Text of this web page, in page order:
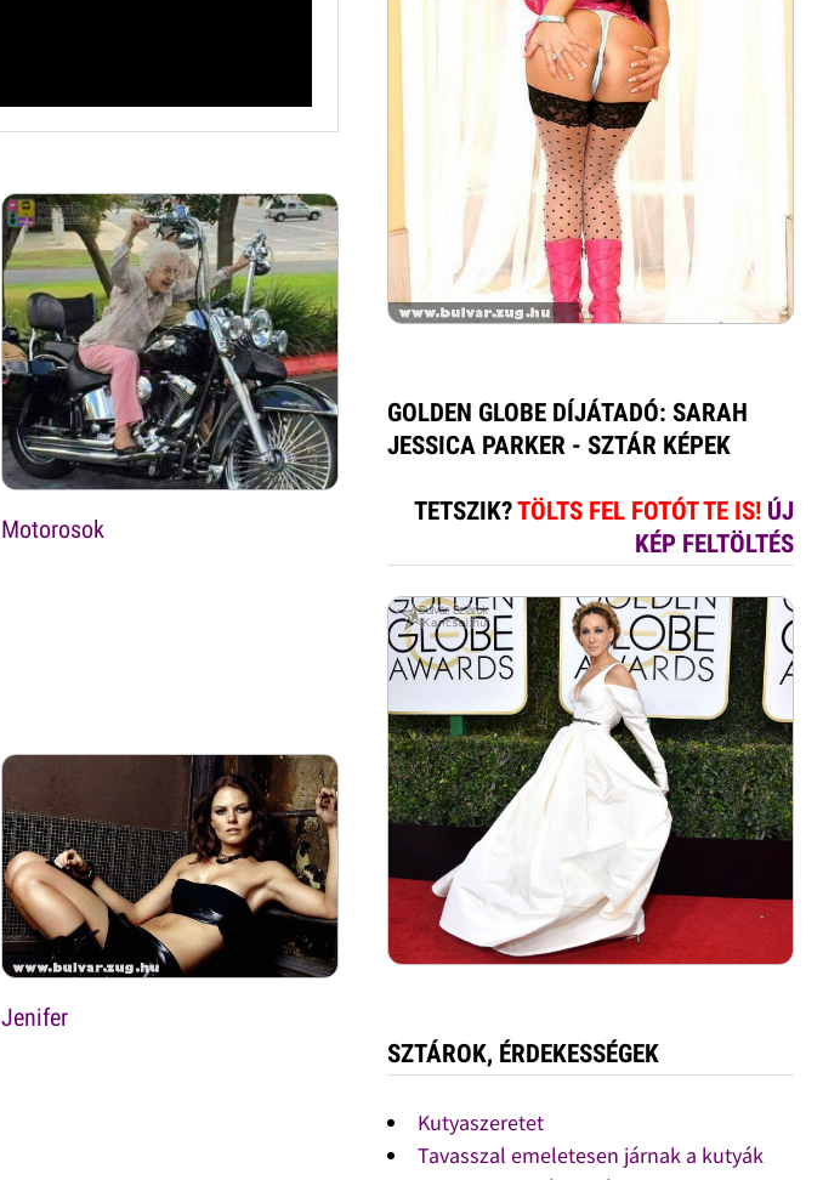
Motorosok
Jenifer
GOLDEN GLOBE DÍJÁTADÓ: SARAH
JESSICA PARKER - SZTÁR KÉPEK
TETSZIK?TÖLTS FEL FOTÓT TE IS! ÚJ
KÉP FELTÖLTÉS
SZTÁROK, ÉRDEKESSÉGEK
Kutyaszeretet
Tavasszal emeletesen járnak a kutyák